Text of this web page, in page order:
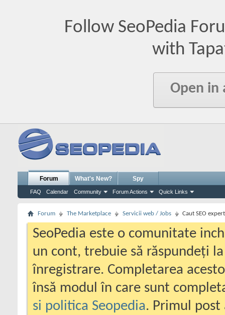
Follow SeoPedia
with
Open in
Forum
FAQ Calendar Community Forum Actions Quick Links
What's New? Spy
Forum The Marketplace Servicii web / Jobs Caut SEO expert
SeoPedia este o comunitate
un cont, trebuie să răspundeți
înregistrare. Completarea
însă modul în care sunt
si politica Seopedia. Primul